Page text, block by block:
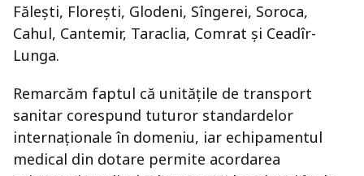
Fălești, Florești, Glodeni, Sîngerei, Soroca,
Cahul, Cantemir, Taraclia, Comrat și Ceadîr-
Lunga.
Remarcăm faptul că unităţile de transport
sanitar corespund tuturor standardelor
internaționale în domeniu, iar echipamentul
medical din dotare permite acordarea